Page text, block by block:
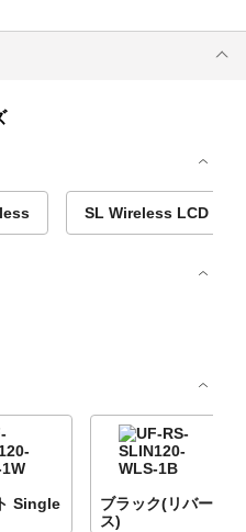
SL Wireless LCD
Single
ブラック(リバー
ス)